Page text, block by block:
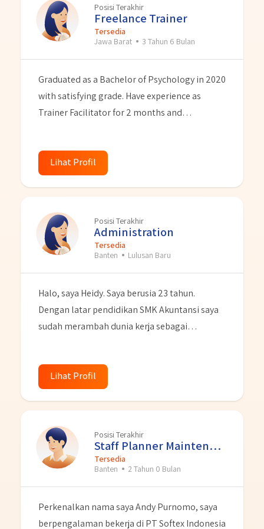
Posisi Terakhir
Freelance Trainer
Tersedia
Jawa Barat
3 Tahun 6 Bulan
Graduated as a Bachelor of Psychology in 2020
with satisfying grade. Have experience as
Trainer Facilitator for 2 months and
do administrative things. Also I have passion in
HR and seeking for position to start a career in
Lihat Profil
Posisi Terakhir
Administration
Tersedia
Banten
Lulusan Baru
Halo, saya Heidy. Saya berusia 23 tahun.
Dengan latar pendidikan SMK Akuntansi saya
sudah merambah dunia kerja sebagai
saya miliki terkait pelayanan customer dan
juga pelayanan dokumentasi kantor. Saya juga
memiliki basic pengetahuan tentang
Akuntansi. Saya adalah personal yang tekun,
gigih dalam belajar dan juga cepat belajar hal
baru. Saya menyukai hal detail dan teliti. Saya
juga sangat menyukai keramah tamahan
tim.
Lihat Profil
Posisi Terakhir
Staff Planner Maintenance
Tersedia
Banten
2 Tahun 0 Bulan
Perkenalkan nama saya Andy Purnomo, saya
berpengalaman bekerja di PT Softex Indonesia